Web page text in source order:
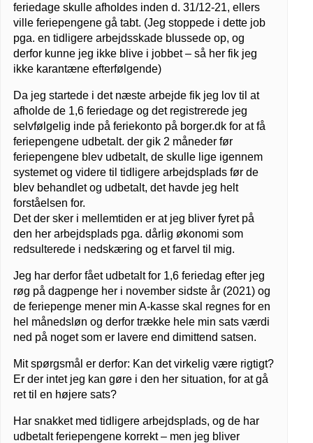
feriedage skulle afholdes inden d. 31/12-21, ellers
ville feriepengene gå tabt. (Jeg stoppede i dette job
pga. en tidligere arbejdsskade blussede op, og
derfor kunne jeg ikke blive i jobbet – så her fik jeg
ikke karantæne efterfølgende)
Da jeg startede i det næste arbejde fik jeg lov til at
afholde de 1,6 feriedage og det registrerede jeg
selvfølgelig inde på feriekonto på borger.dk for at få
feriepengene udbetalt. der gik 2 måneder før
feriepengene blev udbetalt, de skulle lige igennem
systemet og videre til tidligere arbejdsplads før de
blev behandlet og udbetalt, det havde jeg helt
forståelsen for.
Det der sker i mellemtiden er at jeg bliver fyret på
den her arbejdsplads pga. dårlig økonomi som
redsulterede i nedskæring og et farvel til mig.
Jeg har derfor fået udbetalt for 1,6 feriedag efter jeg
røg på dagpenge her i november sidste år (2021) og
de feriepenge mener min A-kasse skal regnes for en
hel månedsløn og derfor trække hele min sats værdi
ned på noget som er lavere end dimittend satsen.
Mit spørgsmål er derfor: Kan det virkelig være rigtigt?
Er der intet jeg kan gøre i den her situation, for at gå
ret til en højere sats?
Har snakket med tidligere arbejdsplads, og de har
udbetalt feriepengene korrekt – men jeg bliver